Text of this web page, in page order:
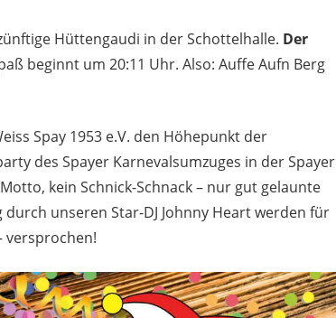
Hüttengaudi in der Schottelhalle. Der
beginnt um 20:11 Uhr. Also: Auffe Aufn Berg
Spay 1953 e.V. den Höhepunkt der
des Spayer Karnevalsumzuges in der Spayer
kein Schnick-Schnack – nur gut gelaunte
unseren Star-DJ Johnny Heart werden für
versprochen!